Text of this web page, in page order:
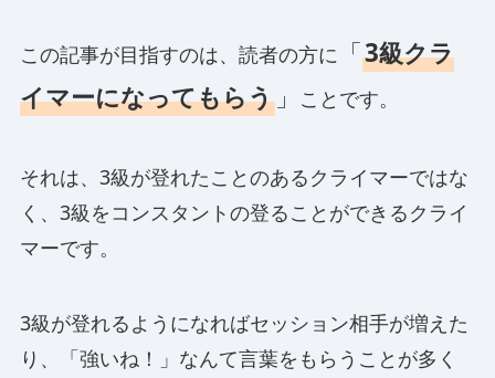
この記事が目指すのは、読者の方に 「3級クラ
イマーになってもらう」 ことです。
それは、3級が登れたことのあるクライマーではな
く、3級をコンスタントの登ることができるクライ
マーです。
3級が登れるようになればセッション相手が増えた
り、「強いね！」なんて言葉をもらうことが多く